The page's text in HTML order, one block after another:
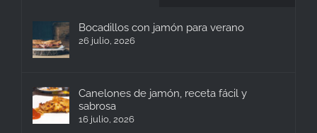
Bocadillos con jamón para verano
26 julio, 2026
Canelones de jamón, receta fácil y
sabrosa
16 julio, 2026